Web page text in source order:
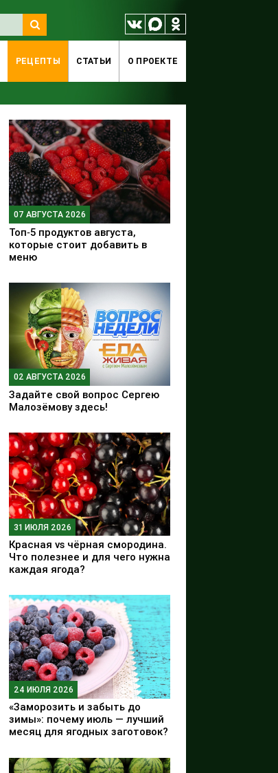
РЕЦЕПТЫ СТАТЬИ O ПРОЕКТЕ
07 АВГУСТА 2026
Топ‑5 продуктов августа,
которые стоит добавить в
меню
02 АВГУСТА 2026
Задайте свой вопрос Сергею
Малозёмову здесь!
31 ИЮЛЯ 2026
Красная vs чёрная смородина.
Что полезнее и для чего нужна
каждая ягода?
24 ИЮЛЯ 2026
«Заморозить и забыть до
зимы»: почему июль — лучший
месяц для ягодных заготовок?